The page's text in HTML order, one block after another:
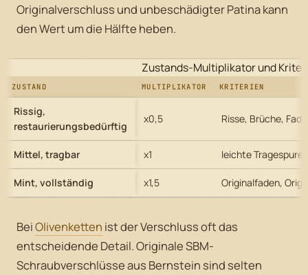
Originalverschluss und unbeschädigter Patina kann
den Wert um die Hälfte heben.
Zustands-Multiplikator und
ZUSTAND MULTIPLIKATOR KRITERIEN
Rissig,
restaurierungsbedürftig
x0,5 Risse, Brüche,
Mittel, tragbar x1 leichte
Mint, vollständig x1,5 Originalfaden,
BeiOlivenketten ist der Verschluss oft das
entscheidende Detail. Originale SBM-
Schraubverschlüsse aus Bernstein sind selten